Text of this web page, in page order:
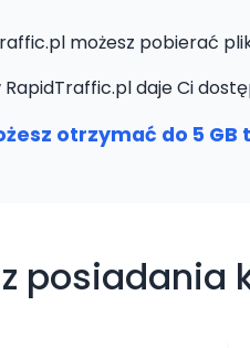
możesz pobierać
RapidTraffic.pl daje Ci
otrzymać do 5
posiadania